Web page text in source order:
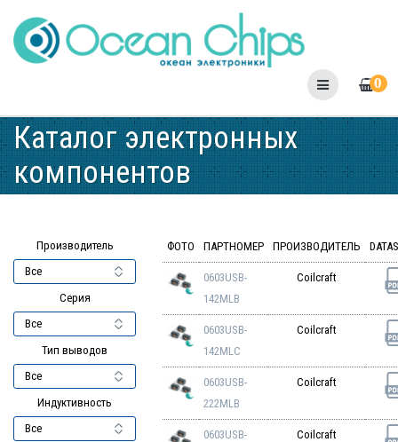
to
content
0
Каталог электронных
компонентов
Производитель
Серия
Тип выводов
Индуктивность
ФОТО ПАРТНОМЕР ПРОИЗВОДИТЕЛЬ
0603USB-
142MLB
Coilcraft
0603USB-
142MLC
Coilcraft
0603USB-
222MLB
Coilcraft
0603USB-
Coilcraft